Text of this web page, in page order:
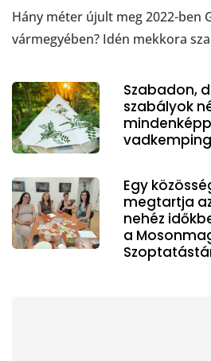
Hány méter újult meg 2022-ben
vármegyében? Idén mekkora
Szabadon,
szabályok
Egy
megtartja
nehéz
a